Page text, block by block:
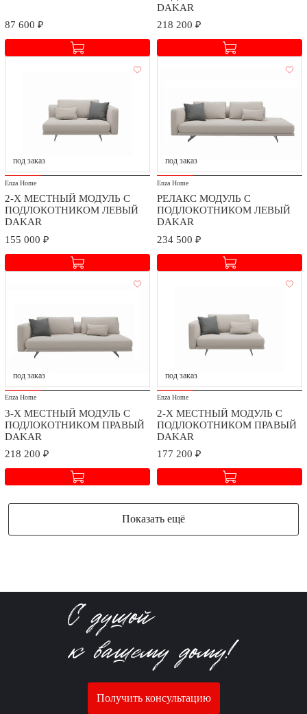
Мы заботимся о безопасности доставки и качестве сборки
приобретаемых товаров.
Стоимость доставки и сборки оговаривается при заключении
договора в зависимости от географического расположения.
87 600 ₽
DAKAR
218 200 ₽
под заказ
Enza Home
2-Х МЕСТНЫЙ МОДУЛЬ С
ПОДЛОКОТНИКОМ ЛЕВЫЙ
DAKAR
155 000 ₽
под заказ
Enza Home
РЕЛАКС МОДУЛЬ С
ПОДЛОКОТНИКОМ ЛЕВЫЙ
DAKAR
234 500 ₽
под заказ
Enza Home
3-Х МЕСТНЫЙ МОДУЛЬ С
ПОДЛОКОТНИКОМ ПРАВЫЙ
DAKAR
218 200 ₽
под заказ
Enza Home
2-Х МЕСТНЫЙ МОДУЛЬ С
ПОДЛОКОТНИКОМ ПРАВЫЙ
DAKAR
177 200 ₽
Показать ещё
Получить консультацию